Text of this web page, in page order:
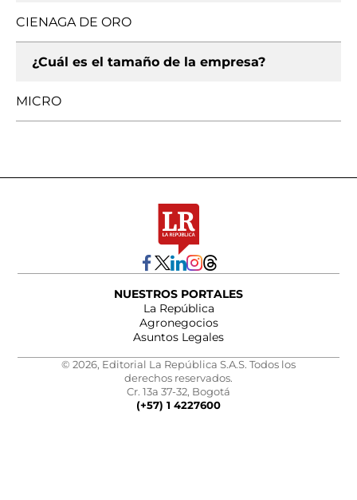
CIENAGA DE ORO
¿Cuál es el tamaño de la empresa?
MICRO
NUESTROS PORTALES
La República
Agronegocios
Asuntos Legales
© 2026, Editorial La República S.A.S. Todos los
derechos reservados.
Cr. 13a 37-32, Bogotá
(+57) 1 4227600